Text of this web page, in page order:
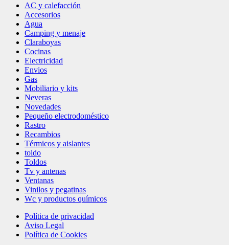
AC y calefacción
Accesorios
Agua
Camping y menaje
Claraboyas
Cocinas
Electricidad
Envios
Gas
Mobiliario y kits
Neveras
Novedades
Pequeño electrodoméstico
Rastro
Recambios
Térmicos y aislantes
toldo
Toldos
Tv y antenas
Ventanas
Vinilos y pegatinas
Wc y productos químicos
Política de privacidad
Aviso Legal
Política de Cookies